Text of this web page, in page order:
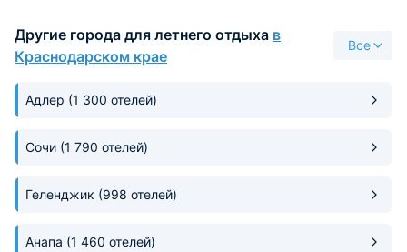
превосходное!
Другие города для летнего отдыха в
Краснодарском крае
Все
Адлер (1 300 отелей)
Сочи (1 790 отелей)
Геленджик (998 отелей)
Анапа (1 460 отелей)